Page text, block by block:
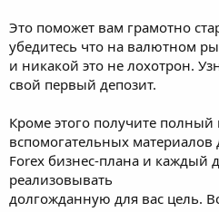
Это поможет вам грамотно
убедитесь что на валютном
и никакой это не лохотрон.
свой первый депозит.
Кроме этого получите полный
вспомогательных материалов
Forex бизнес-плана и каждый
реализовывать
долгожданную для вас цель.